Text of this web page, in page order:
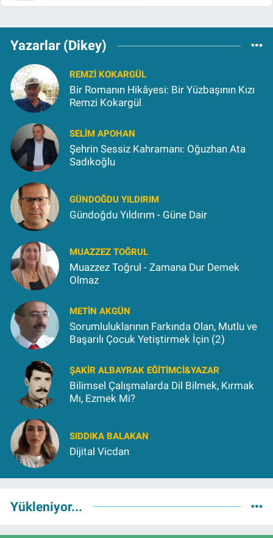
Yazarlar (Dikey)
REMZI KOKARGÜL
Bir Romanın Hikâyesi: Bir Yüzbaşının Kızı
Remzi Kokargül
SELIM APOHAN
Şehrin Sessiz Kahramanı: Oğuzhan Ata
Sadıkoğlu
GÜNDOĞDU YILDIRIM
Gündoğdu Yıldırım - Güne Dair
MUAZZEZ TOĞRUL
Muazzez Toğrul - Zamana Dur Demek
Olmaz
METIN AKGÜN
Sorumluluklarının Farkında Olan, Mutlu ve
Başarılı Çocuk Yetiştirmek İçin (2)
ŞAKIR ALBAYRAK EĞITIMCI&YAZAR
Bilimsel Çalışmalarda Dil Bilmek, Kırmak
Mı, Ezmek Mi?
SIDDIKA BALAKAN
Dijital Vicdan
Yükleniyor...